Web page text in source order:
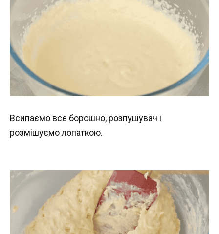
Всипаємо все борошно, розпушувач і
розмішуємо лопаткою.